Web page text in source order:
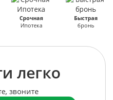
Срочная
Ипотека
Быстрая
бронь
легко
звоните